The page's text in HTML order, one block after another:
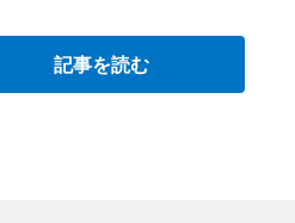
記事を読む